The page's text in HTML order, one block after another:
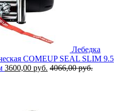
Лебедка
COMEUP SEAL SLIM 9.5
3600,00 руб. 4066,00руб.